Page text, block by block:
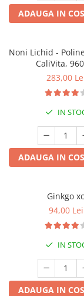
ADAUGA IN COS
Noni Lichid -
CaliVita,
283,00
IN
ADAUGA IN COS
Ginkgo xc
94,00 Lei
IN
ADAUGA IN COS